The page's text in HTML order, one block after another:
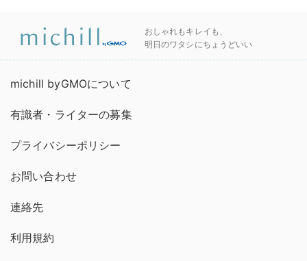
おしゃれもキレイも、
明日のワタシにちょうどいい
michill byGMOについて
有識者・ライターの募集
プライバシーポリシー
お問い合わせ
連絡先
利用規約